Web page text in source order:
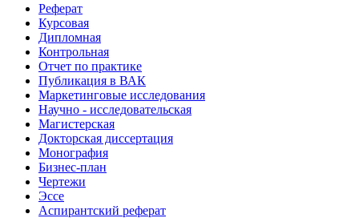
Реферат
Курсовая
Дипломная
Контрольная
Отчет по практике
Публикация в ВАК
Маркетинговые исследования
Научно - исследовательская
Магистерская
Докторская диссертация
Монография
Бизнес-план
Чертежи
Эссе
Аспирантский реферат